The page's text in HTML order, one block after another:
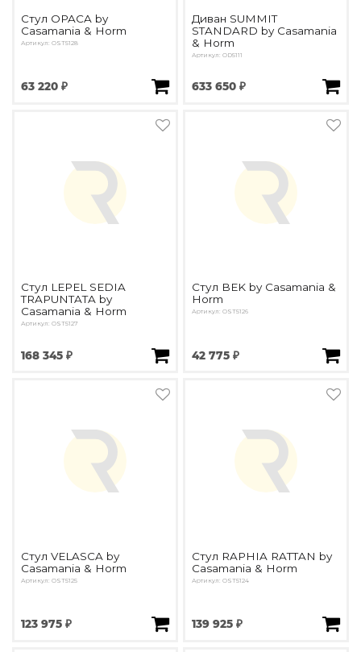
Подбор, производство и комплектация по вашему
Все категории товаров
Реализованные проекты
Стул OPACA by
Casamania & Horm
Артикул: OST5128
63 220 ₽
Диван SUMMIT
STANDARD by Casamania
& Horm
Артикул: OD5111
633 650 ₽
Стул LEPEL SEDIA
TRAPUNTATA by
Casamania & Horm
Артикул: OST5127
168 345 ₽
Стул BEK by Casamania &
Horm
Артикул: OST5126
42 775 ₽
Стул VELASCA by
Casamania & Horm
Артикул: OST5125
123 975 ₽
Стул RAPHIA RATTAN by
Casamania & Horm
Артикул: OST5124
139 925 ₽